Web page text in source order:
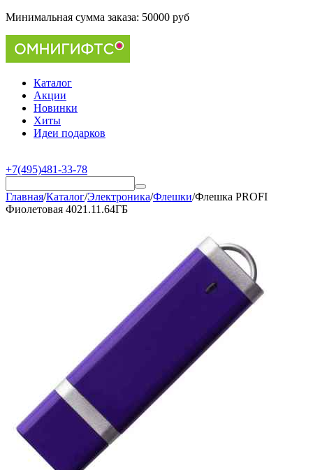
Минимальная сумма заказа: 50000 руб
Каталог
Акции
Новинки
Хиты
Идеи подарков
+7(495)481-33-78
Главная/Каталог/Электроника/Флешки/Флешка PROFI
Фиолетовая 4021.11.64ГБ